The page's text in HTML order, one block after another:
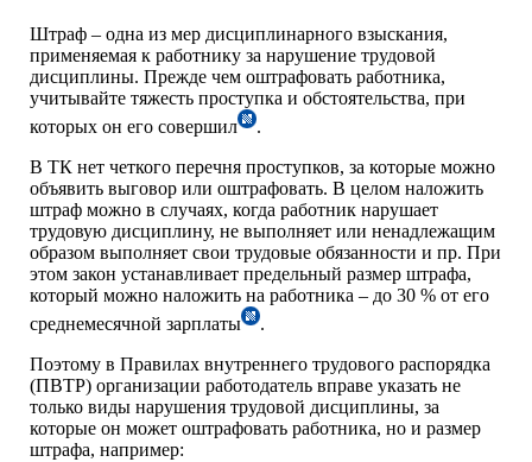
Штраф – одна из мер дисциплинарного взыскания,
применяемая к работнику за нарушение трудовой
дисциплины. Прежде чем оштрафовать работника,
учитывайте тяжесть проступка и обстоятельства, при
которых он его совершил
.
В ТК нет четкого перечня проступков, за которые можно
объявить выговор или оштрафовать. В целом наложить
штраф можно в случаях, когда работник нарушает
трудовую дисциплину, не выполняет или ненадлежащим
образом выполняет свои трудовые обязанности и пр. При
этом закон устанавливает предельный размер штрафа,
который можно наложить на работника – до 30 % от его
среднемесячной зарплаты
.
Поэтому в Правилах внутреннего трудового распорядка
(ПВТР) организации работодатель вправе указать не
только виды нарушения трудовой дисциплины, за
которые он может оштрафовать работника, но и размер
штрафа, например: